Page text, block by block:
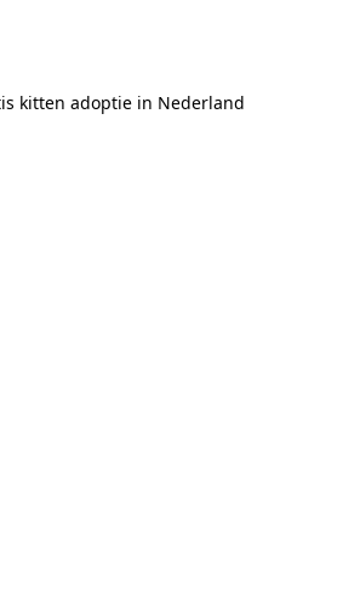
kitten adoptie in Nederland